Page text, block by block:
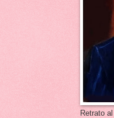
Retrato